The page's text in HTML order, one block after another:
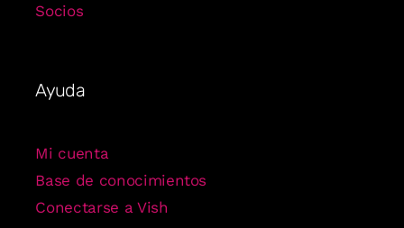
Socios
Ayuda
Mi cuenta
Base de conocimientos
Conectarse a Vish